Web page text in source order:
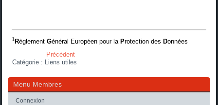
1RèglementGénéral Européen pour la Protection des Données
Précédent
Catégorie : Liens utiles
Menu Membres
Connexion